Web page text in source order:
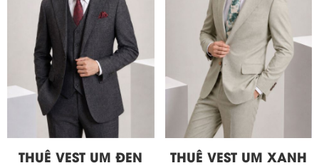
THUÊ VEST UM ĐEN
THUÊ VEST UM XANH